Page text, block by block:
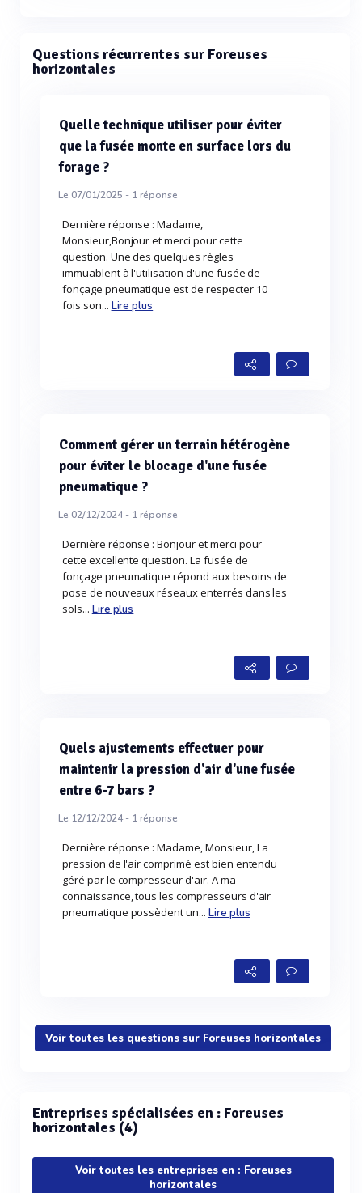
Questions récurrentes sur Foreuses
horizontales
Quelle technique utiliser pour éviter
que la fusée monte en surface lors du
forage ?
Le 07/01/2025 - 1réponse
Dernière réponse : Madame,
Monsieur,Bonjour et merci pour cette
question. Une des quelques règles
immuablent à l'utilisation d'une fusée de
fonçage pneumatique est de respecter 10
fois son... Lire plus
Comment gérer un terrain hétérogène
pour éviter le blocage d'une fusée
pneumatique ?
Le 02/12/2024 - 1réponse
Dernière réponse : Bonjour et merci pour
cette excellente question. La fusée de
fonçage pneumatique répond aux besoins de
pose de nouveaux réseaux enterrés dans les
sols... Lire plus
Quels ajustements effectuer pour
maintenir la pression d'air d'une fusée
entre 6-7 bars ?
Le 12/12/2024 - 1réponse
Dernière réponse : Madame, Monsieur, La
pression de l'air comprimé est bien entendu
géré par le compresseur d'air. A ma
connaissance, tous les compresseurs d'air
pneumatique possèdent un... Lire plus
Voir toutes les questions sur Foreuses horizontales
Entreprises spécialisées en : Foreuses
horizontales (4)
Voir toutes les entreprises en : Foreuses
horizontales